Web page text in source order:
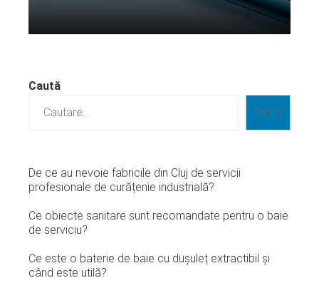
Caută
Caută
De ce au nevoie fabricile din Cluj de servicii
profesionale de curățenie industrială?
Ce obiecte sanitare sunt recomandate pentru o baie
de serviciu?
Ce este o baterie de baie cu dușuleț extractibil și
când este utilă?